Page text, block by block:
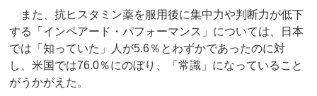
また、抗ヒスタミン薬を服用後に集中力や判断力が低下
する「インペアード・パフォーマンス」については、日本
では「知っていた」人が5.6％とわずかであったのに対
し、米国では76.0％にのぼり、「常識」になっていること
がうかがえた。